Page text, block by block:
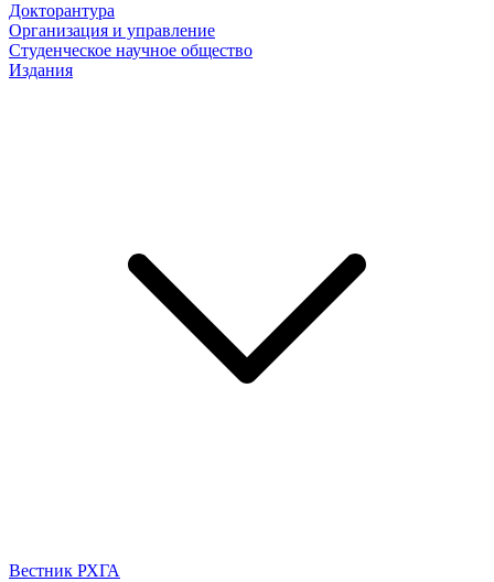
Докторантура
Организация и управление
Студенческое научное общество
Издания
Вестник РХГА